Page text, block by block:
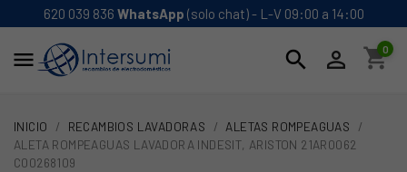
620 039 836 WhatsApp (solo chat) - L-V 09:00 a 14:00
 search  shopping_cart
0
INICIO RECAMBIOS LAVADORAS
ALETAS ROMPEAGUAS
ALETA ROMPEAGUAS LAVADORA INDESIT, ARISTON 21AR0062
C00268109